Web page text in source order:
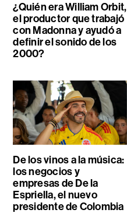
¿Quién era William Orbit,
el productor que trabajó
con Madonna y ayudó a
definir el sonido de los
2000?
De los vinos a la música:
los negocios y
empresas de De la
Espriella, el nuevo
presidente de Colombia